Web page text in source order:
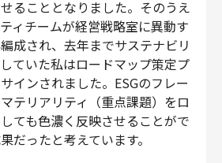
ることとなりました。そのうえ
ィチームが経営戦略室に異動す
成され、去年までサステナビリ
ていた私はロードマップ策定プ
インされました。ESGのフレー
テリアリティ（重点課題）をロ
ても色濃く反映させることがで
だったと考えています。